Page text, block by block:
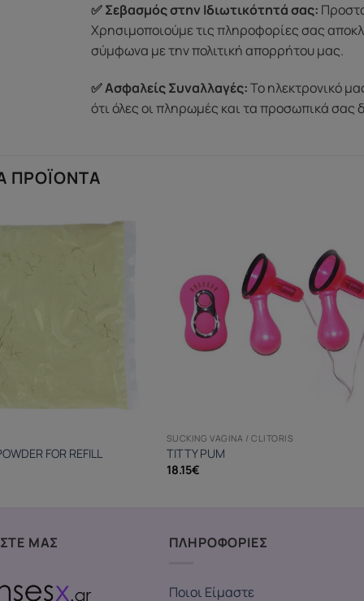
✅ Σεβασμός στην Ιδιωτικότητά σας:
Χρησιμοποιούμε τις πληροφορίες σας
σύμφωνα με την πολιτική απορρήτου μας.
✅ Ασφαλείς Συναλλαγές:Το ηλεκτρονικό
ότι όλες οι πληρωμές και τα προσωπικά
ΠΡΟΪΌΝΤΑ
FOR REFILL
SUCKING VAGINA / CLITORIS
TITTY PUM
18.15€
ΜΑΣ ΠΛΗΡΟΦΟΡΙΕΣ
Ποιοι Είμαστε